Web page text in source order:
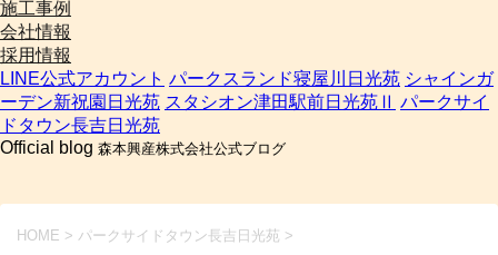
施工事例
会社情報
採用情報
LINE公式アカウント パークスランド寝屋川日光苑 シャインガ
ーデン新祝園日光苑 スタシオン津田駅前日光苑Ⅱ パークサイ
ドタウン長吉日光苑
Official blog 森本興産株式会社公式ブログ
HOME > パークサイドタウン長吉日光苑 >